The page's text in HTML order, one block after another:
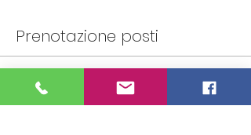
Prenotazione posti
Sold out
Tipo di biglietto